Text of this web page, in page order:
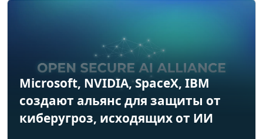
Microsoft, NVIDIA, SpaceX, IBM
создают альянс для защиты от
киберугроз, исходящих от ИИ